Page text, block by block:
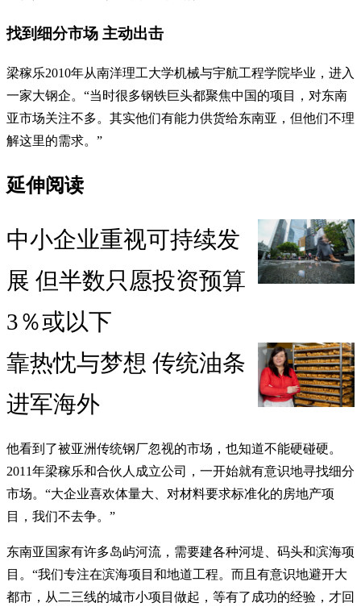
找到细分市场 主动出击
梁稼乐2010年从南洋理工大学机械与宇航工程学院毕业，进入
一家大钢企。“当时很多钢铁巨头都聚焦中国的项目，对东南
亚市场关注不多。其实他们有能力供货给东南亚，但他们不理
解这里的需求。”
延伸阅读
中小企业重视可持续发
展 但半数只愿投资预算
3％或以下
靠热忱与梦想 传统油条
进军海外
他看到了被亚洲传统钢厂忽视的市场，也知道不能硬碰硬。
2011年梁稼乐和合伙人成立公司，一开始就有意识地寻找细分
市场。“大企业喜欢体量大、对材料要求标准化的房地产项
目，我们不去争。”
东南亚国家有许多岛屿河流，需要建各种河堤、码头和滨海项
目。“我们专注在滨海项目和地道工程。而且有意识地避开大
都市，从二三线的城市小项目做起，等有了成功的经验，才回